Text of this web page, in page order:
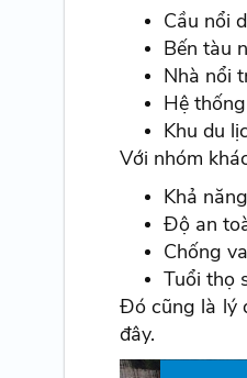
Cầu nổi
Bến tàu
Nhà nổi
Hệ
Khu du
Với nhóm
Khả
Độ an
Chống
Tuổi thọ
Đó cũng là lý
đây.